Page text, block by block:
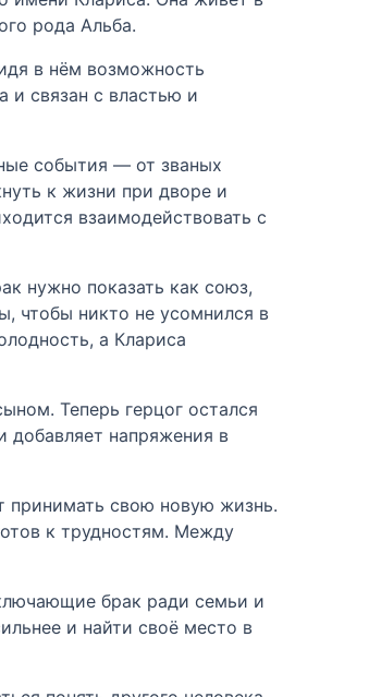
рода Альба.
в нём возможность
и связан с властью и
события — от званых
к жизни при дворе и
взаимодействовать с
нужно показать как союз,
чтобы никто не усомнился в
а Клариса
Теперь герцог остался
добавляет напряжения в
принимать свою новую жизнь.
к трудностям. Между
брак ради семьи и
и найти своё место в